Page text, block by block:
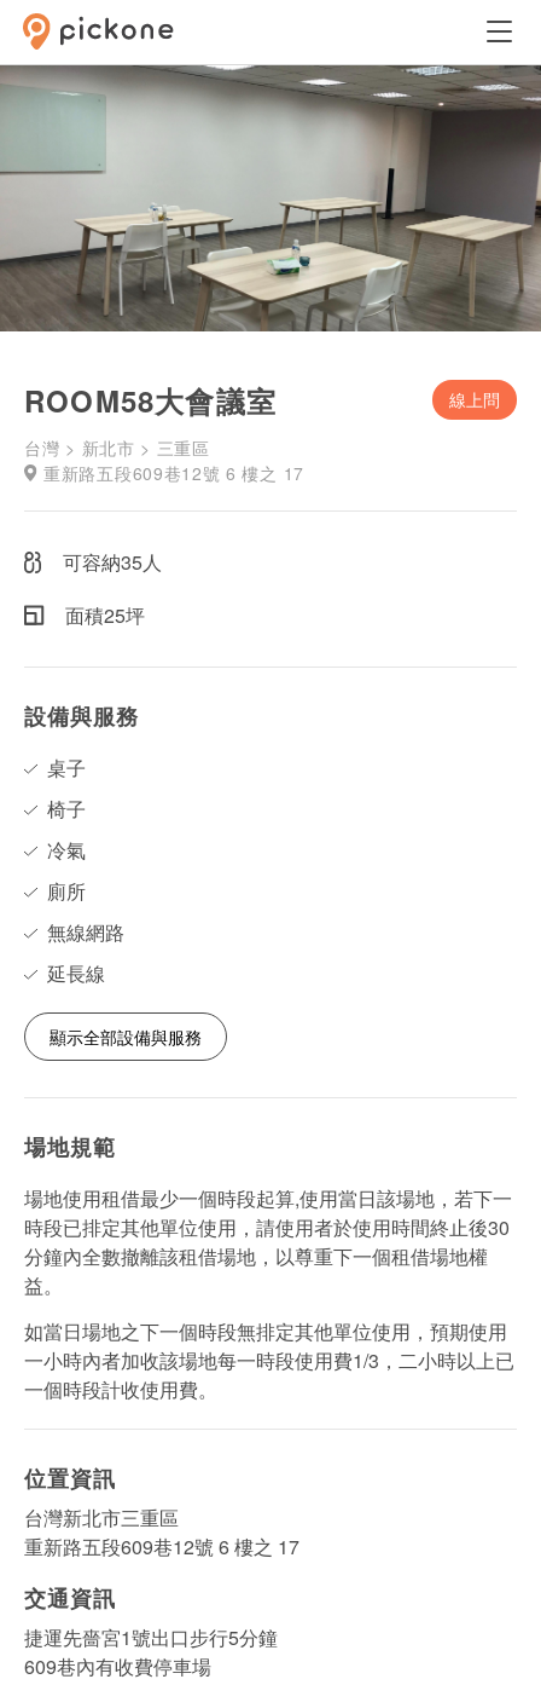
ROOM58大會議室
線上問
台灣 > 新北市 > 三重區
重新路五段609巷12號 6 樓之 17
可容納35人
面積25坪
設備與服務
桌子
椅子
冷氣
廁所
無線網路
延長線
顯示全部設備與服務
場地規範
場地使用租借最少一個時段起算,使用當日該場地，若下一
時段已排定其他單位使用，請使用者於使用時間終止後30
分鐘內全數撤離該租借場地，以尊重下一個租借場地權
益。
如當日場地之下一個時段無排定其他單位使用，預期使用
一小時內者加收該場地每一時段使用費1/3，二小時以上已
一個時段計收使用費。
位置資訊
台灣新北市三重區
重新路五段609巷12號 6 樓之 17
交通資訊
捷運先嗇宮1號出口步行5分鐘
609巷內有收費停車場